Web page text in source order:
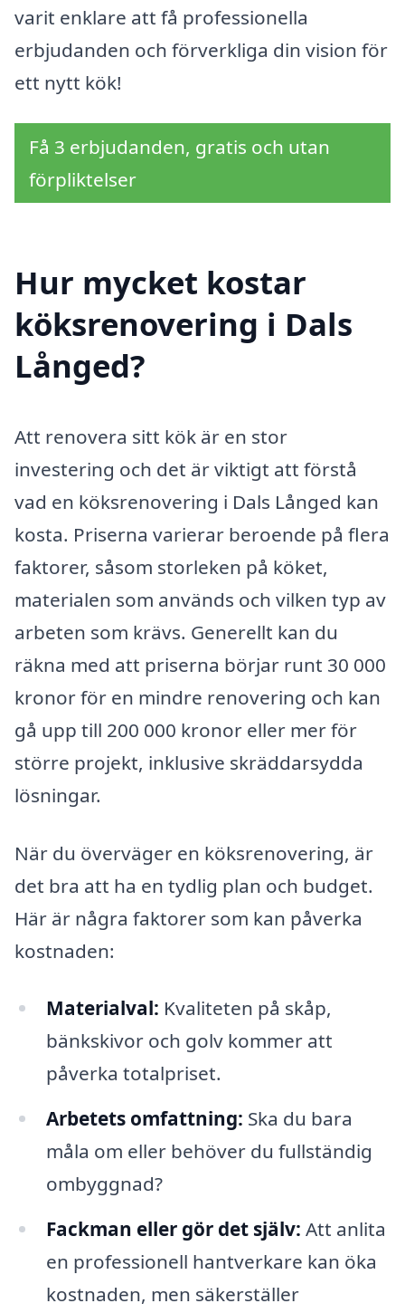
varit enklare att få professionella
erbjudanden och förverkliga din vision för
ett nytt kök!
Få 3 erbjudanden, gratis och utan
förpliktelser
Hur mycket kostar
köksrenovering i Dals
Långed?
Att renovera sitt kök är en stor
investering och det är viktigt att förstå
vad en köksrenovering i Dals Långed kan
kosta. Priserna varierar beroende på flera
faktorer, såsom storleken på köket,
materialen som används och vilken typ av
arbeten som krävs. Generellt kan du
räkna med att priserna börjar runt 30 000
kronor för en mindre renovering och kan
gå upp till 200 000 kronor eller mer för
större projekt, inklusive skräddarsydda
lösningar.
När du överväger en köksrenovering, är
det bra att ha en tydlig plan och budget.
Här är några faktorer som kan påverka
kostnaden:
Materialval: Kvaliteten på skåp,
bänkskivor och golv kommer att
påverka totalpriset.
Arbetets omfattning: Ska du bara
måla om eller behöver du fullständig
ombyggnad?
Fackman eller gör det själv: Att anlita
en professionell hantverkare kan öka
kostnaden, men säkerställer